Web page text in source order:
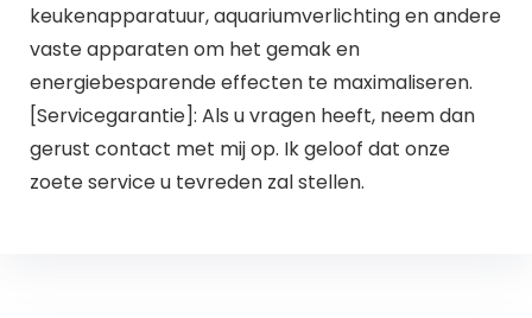
keukenapparatuur, aquariumverlichting en andere
vaste apparaten om het gemak en
energiebesparende effecten te maximaliseren.
[Servicegarantie]: Als u vragen heeft, neem dan
gerust contact met mij op. Ik geloof dat onze
zoete service u tevreden zal stellen.